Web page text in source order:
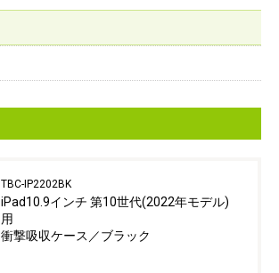
TBC-IP2202BK
iPad10.9インチ 第10世代(2022年モデル)
用
衝撃吸収ケース／ブラック